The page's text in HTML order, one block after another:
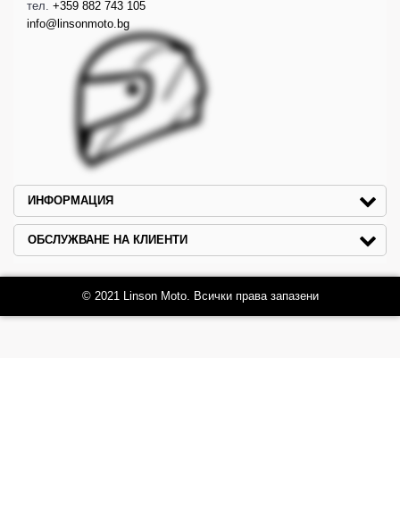
тел. +359 882 743 105
info@linsonmoto.bg
ИНФОРМАЦИЯ
ОБСЛУЖВАНЕ НА КЛИЕНТИ
© 2021 Linson Moto. Всички права запазени